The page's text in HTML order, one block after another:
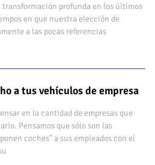
profunda en los últimos
en que nuestra elección de
a las pocas referencias
a tus vehículos de empresa
en la cantidad de empresas que
Pensamos que sólo son las
coches” a sus empleados con el